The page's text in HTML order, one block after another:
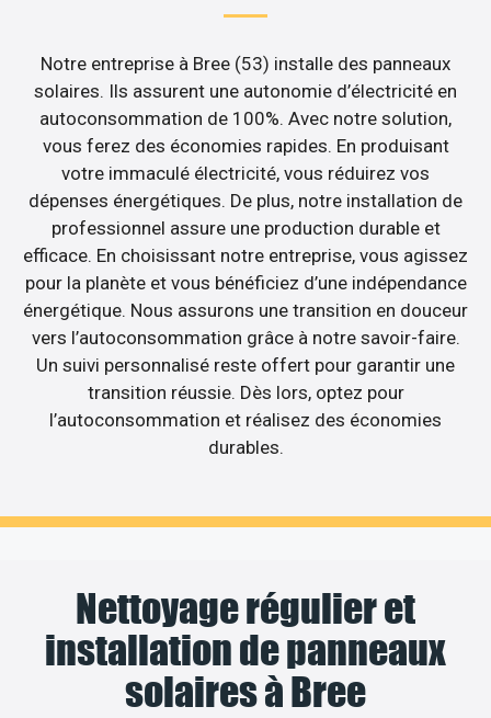
Notre entreprise à Bree (53) installe des panneaux
solaires. Ils assurent une autonomie d’électricité en
autoconsommation de 100%. Avec notre solution,
vous ferez des économies rapides. En produisant
votre immaculé électricité, vous réduirez vos
dépenses énergétiques. De plus, notre installation de
professionnel assure une production durable et
efficace. En choisissant notre entreprise, vous agissez
pour la planète et vous bénéficiez d’une indépendance
énergétique. Nous assurons une transition en douceur
vers l’autoconsommation grâce à notre savoir-faire.
Un suivi personnalisé reste offert pour garantir une
transition réussie. Dès lors, optez pour
l’autoconsommation et réalisez des économies
durables.
Nettoyage régulier et
installation de panneaux
solaires à Bree